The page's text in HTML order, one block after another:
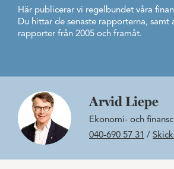
Här publicerar vi regelbundet våra
Du hittar de senaste rapporterna, samt
rapporter från 2005 och framåt.
Arvid Liepe
Ekonomi- och
040-690 57 31 /